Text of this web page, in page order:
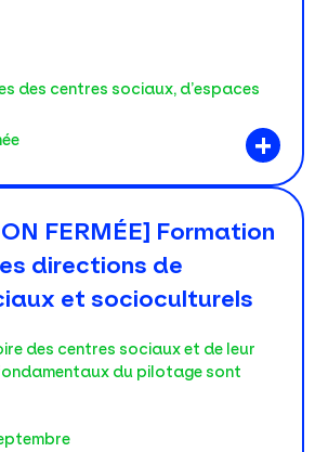
des centres sociaux, d’espaces
+
directions de
et socioculturels
du pilotage sont